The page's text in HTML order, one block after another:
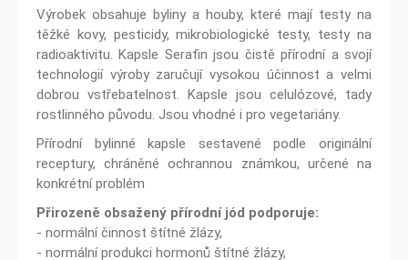
Výrobek obsahuje byliny a houby, které mají testy na
těžké kovy, pesticidy, mikrobiologické testy, testy na
radioaktivitu. Kapsle Serafin jsou čistě přírodní a svojí
technologií výroby zaručují vysokou účinnost a velmi
dobrou vstřebatelnost. Kapsle jsou celulózové, tady
rostlinného původu. Jsou vhodné i pro vegetariány.
Přírodní bylinné kapsle sestavené podle originální
receptury, chráněné ochrannou známkou, určené na
konkrétní problém
Přirozeně obsažený přírodní jód podporuje:
- normální činnost štítné žlázy,
- normální produkci hormonů štítné žlázy,